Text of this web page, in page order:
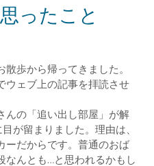
ったこと
歩から帰ってきました。
ウェブ上の記事を拝読させ
んの「追い出し部屋」が解
が留まりました。理由は、
ーだからです。普通のおば
なんとも…と思われるかもし